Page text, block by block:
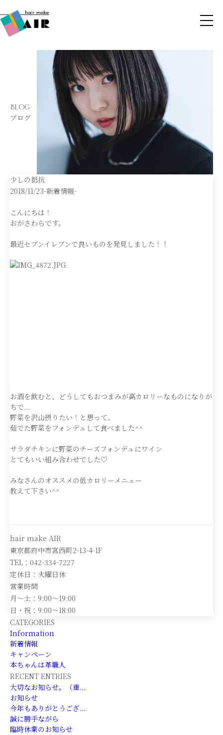
Blog
ブログ
少しの抵抗
2018/11/23-新着情報-
こんにちは！
おがさわらです。
最近セブンイレブンで良いものを発見しました！！
お酒を飲むと、どうしてもおつまみが高カロリーなものになりが
ちで...
野菜を沢山摂りたい！と思って、
茹でた野菜をフォンデュして食べました^^
サラダチキンに野菜のチーズフォンデュにワイン
とてもいい組み合わせでした♡
みなさんのオススメの低カロリーメニュー
教えて下さい^^
hair make AIR
東京都府中市宮西町2-13-4-1F
TEL：042-334-7227
定休日：火曜日休
営業時間
月～土：9:00～19:00
日・祝：9:00～18:00
CATEGORIES
Information
新着情報
キャンペーン
本ちゃんは革職人
RECENT ENTRIES
大切なお知らせ。（重...
お知らせ
今年もありがとうござ...
誠に勝手ながら
臨時休業のお知らせ